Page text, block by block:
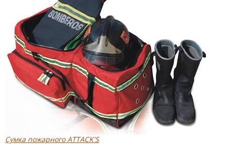
Сумка пожарного ATTACK'S